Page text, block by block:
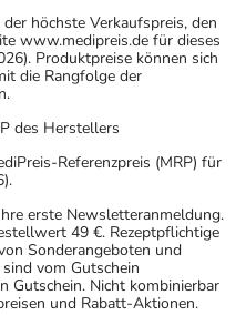
der höchste Verkaufspreis, den
www.medipreis.de für dieses
Produktpreise können sich
die Rangfolge der
des Herstellers
Referenzpreis (MRP) für
erste Newsletteranmeldung.
49 €. Rezeptpflichtige
Sonderangeboten und
vom Gutschein
Gutschein. Nicht kombinierbar
und Rabatt-Aktionen.